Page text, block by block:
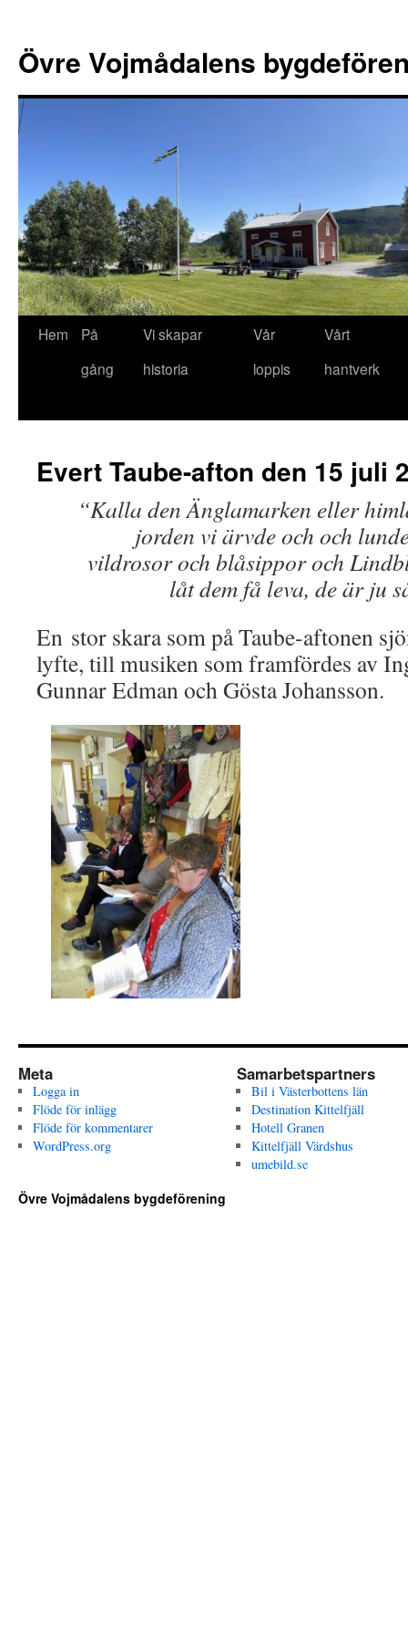
Övre Vojmådalens
Hoppa
Hem
På
gång
Vi skapar
historia
Vår
loppis
Vårt
hantverk
Evert Taube-afton den 15 juli
“Kalla den Änglamarken eller
jorden vi ärvde och och
vildrosor och blåsippor och
låt dem få leva, de är ju
En stor skara som på Taube-aftonen
lyfte, till musiken som framfördes av
Gunnar Edman och Gösta Johansson.
Meta
Logga in
Flöde för inlägg
Flöde för kommentarer
WordPress.org
Samarbetspartners
Bil i Västerbottens län
Destination Kittelfjäll
Hotell Granen
Kittelfjäll Värdshus
umebild.se
Övre Vojmådalens bygdeförening